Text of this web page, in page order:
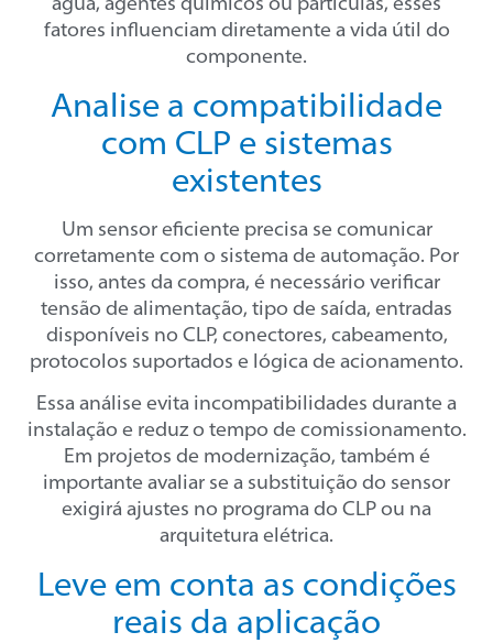
fatores influenciam diretamente a vida útil do
componente.
Analise a compatibilidade
com CLP e sistemas
existentes
Um sensor eficiente precisa se comunicar
corretamente com o sistema de automação. Por
isso, antes da compra, é necessário verificar
tensão de alimentação, tipo de saída, entradas
disponíveis no CLP, conectores, cabeamento,
protocolos suportados e lógica de acionamento.
Essa análise evita incompatibilidades durante a
instalação e reduz o tempo de comissionamento.
Em projetos de modernização, também é
importante avaliar se a substituição do sensor
exigirá ajustes no programa do CLP ou na
arquitetura elétrica.
Leve em conta as condições
reais da aplicação